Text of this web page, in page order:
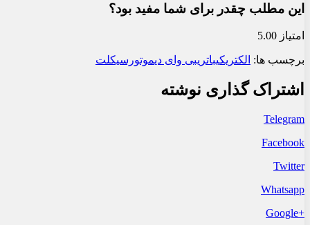
این مطلب چقدر برای شما مفید بود؟
امتیاز 5.00
برچسب ها: الکتریکیباتریبی وای دیموتورسیکلت
اشتراک گذاری نوشته
Telegram
Facebook
Twitter
Whatsapp
+Google